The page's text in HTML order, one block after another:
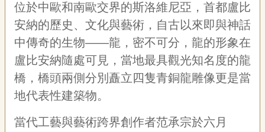
專
區
關
於
我
們
私
位於中歐和南歐交界的斯洛維尼亞，首都盧比
安納的歷史、文化與藝術，自古以來即與神話
中傳奇的生物——龍，密不可分，龍的形象在
盧比安納隨處可見，當地最具觀光知名度的龍
橋，橋頭兩側分別矗立四隻青銅龍雕像更是當
地代表性建築物。
當代工藝與藝術跨界創作者范承宗於六月